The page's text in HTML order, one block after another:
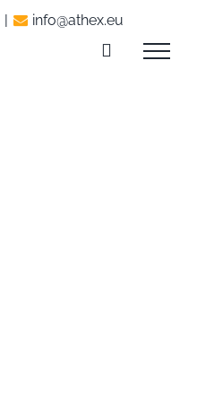
| info@athex.eu